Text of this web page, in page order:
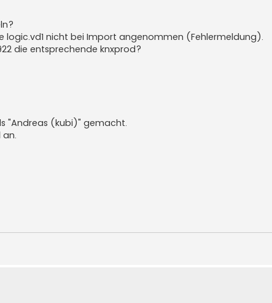
logic.vd1 nicht bei Import angenommen (Fehlermeldung).
die entsprechende knxprod?
"Andreas (kubi)" gemacht.
an.